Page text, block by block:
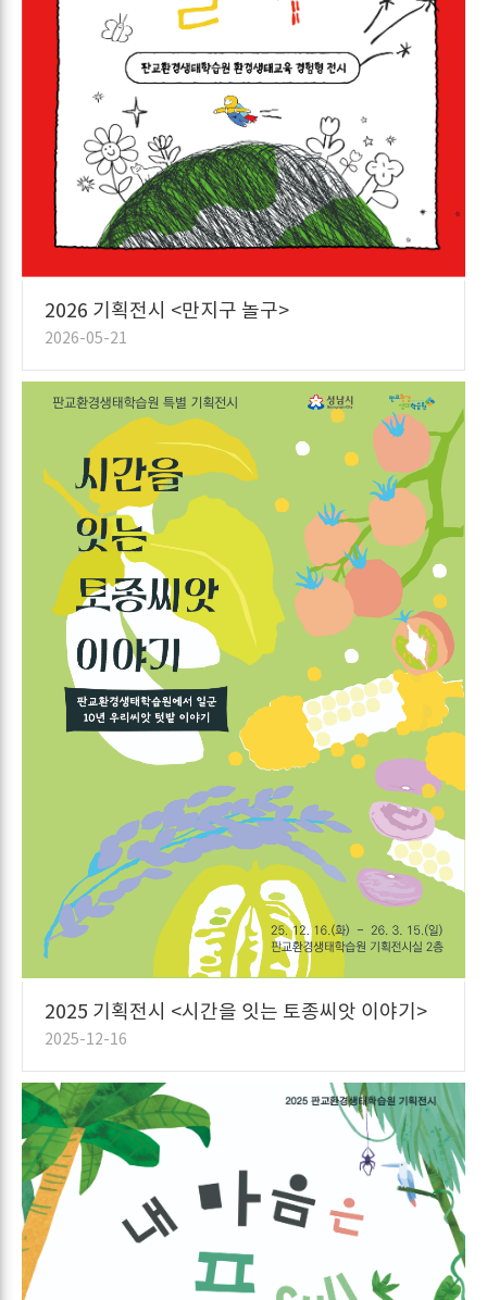
2026 기획전시 <만지구 놀구>
2026-05-21
2025 기획전시 <시간을 잇는 토종씨앗 이야기>
2025-12-16